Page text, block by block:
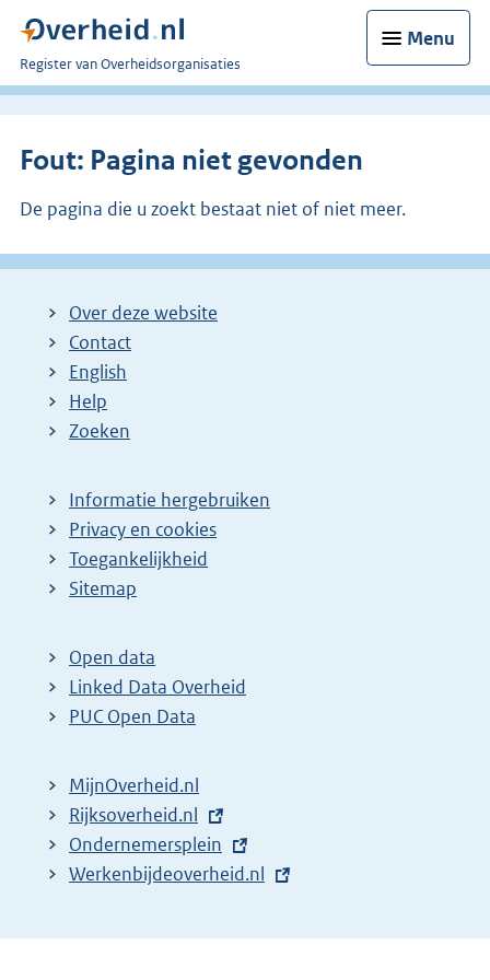
Menu
U
bent
Register van Overheidsorganisaties
Fout: Pagina niet gevonden
De pagina die u zoekt bestaat niet of niet meer.
Over deze website
Contact
English
Help
Zoeken
Informatie hergebruiken
Privacy en cookies
Toegankelijkheid
Sitemap
Open data
Linked Data Overheid
PUC Open Data
MijnOverheid.nl
E
x
t
r
Rijksoverheid.nl
E
x
e
Ondernemersplein
E
t
Werkenbijdeoverheid.nl